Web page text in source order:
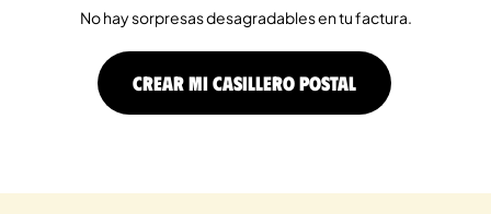
No hay sorpresas desagradables en tu factura.
CREAR MI CASILLERO POSTAL